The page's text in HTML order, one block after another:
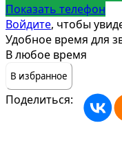
Показать телефон
Войдите, чтобы
Удобное время для
В любое время
В избранное
Поделиться: